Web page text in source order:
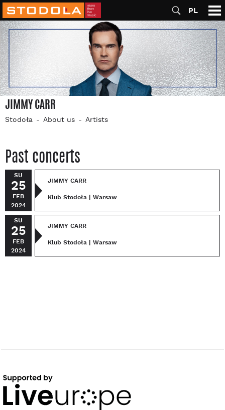
PL
JIMMY CARR
Stodoła About us Artists
Past concerts
SU
25
FEB
2024
JIMMY CARR
Klub Stodoła | Warsaw
SU
25
FEB
2024
JIMMY CARR
Klub Stodoła | Warsaw